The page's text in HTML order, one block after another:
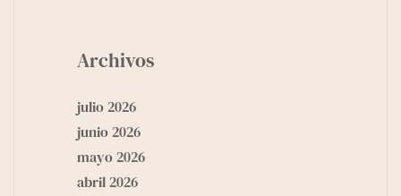
Archivos
julio 2026
junio 2026
mayo 2026
abril 2026